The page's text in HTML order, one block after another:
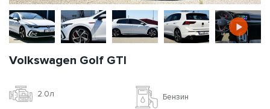
Volkswagen Golf GTI
2.0л Бензин